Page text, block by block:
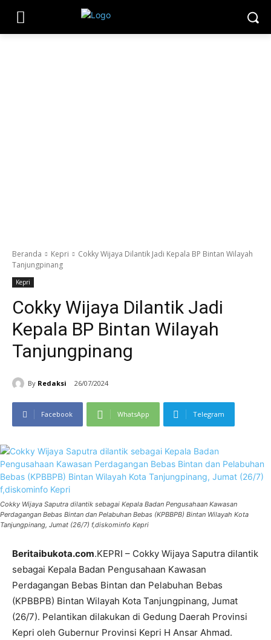
Beranda Kepri
Cokky Wijaya Dilantik Jadi Kepala BP Bintan Wilayah
Tanjungpinang
Kepri
Cokky Wijaya Dilantik Jadi
Kepala BP Bintan Wilayah
Tanjungpinang
By Redaksi 26/07/2024
Facebook WhatsApp Telegram
Cokky Wijaya Saputra dilantik sebagai Kepala Badan Pengusahaan Kawasan
Perdagangan Bebas Bintan dan Pelabuhan Bebas (KPBBPB) Bintan Wilayah Kota
Tanjungpinang, Jumat (26/7) f,diskominfo Kepri
Beritaibukota.com.KEPRI – Cokky Wijaya Saputra dilantik
sebagai Kepala Badan Pengusahaan Kawasan
Perdagangan Bebas Bintan dan Pelabuhan Bebas
(KPBBPB) Bintan Wilayah Kota Tanjungpinang, Jumat
(26/7). Pelantikan dilakukan di Gedung Daerah Provinsi
Kepri oleh Gubernur Provinsi Kepri H Ansar Ahmad.